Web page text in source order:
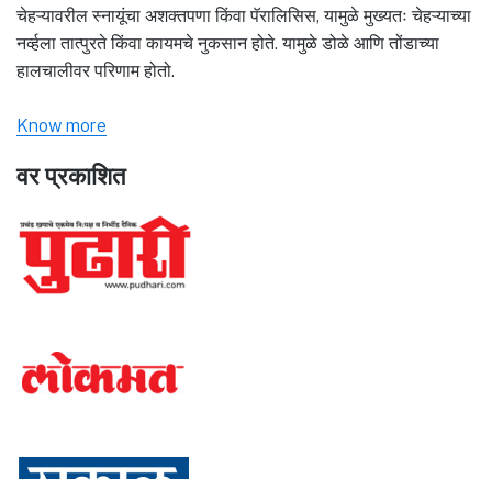
चेहऱ्यावरील स्नायूंचा अशक्तपणा किंवा पॅरालिसिस, यामुळे मुख्यतः चेहऱ्याच्या
नर्व्हला तात्पुरते किंवा कायमचे नुकसान होते. यामुळे डोळे आणि तोंडाच्या
हालचालीवर परिणाम होतो.
Know more
वर प्रकाशित